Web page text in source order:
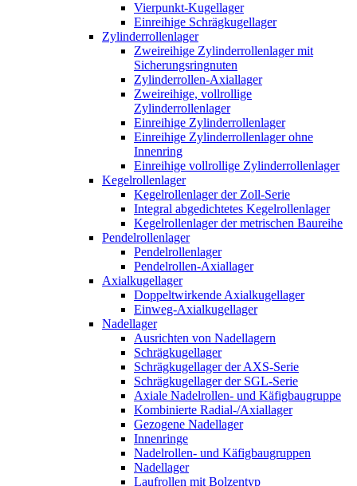
Vierpunkt-Kugellager
Einreihige Schrägkugellager
Zylinderrollenlager
Zweireihige Zylinderrollenlager mit
Sicherungsringnuten
Zylinderrollen-Axiallager
Zweireihige, vollrollige
Zylinderrollenlager
Einreihige Zylinderrollenlager
Einreihige Zylinderrollenlager ohne
Innenring
Einreihige vollrollige Zylinderrollenlager
Kegelrollenlager
Kegelrollenlager der Zoll-Serie
Integral abgedichtetes Kegelrollenlager
Kegelrollenlager der metrischen Baureihe
Pendelrollenlager
Pendelrollenlager
Pendelrollen-Axiallager
Axialkugellager
Doppeltwirkende Axialkugellager
Einweg-Axialkugellager
Nadellager
Ausrichten von Nadellagern
Schrägkugellager
Schrägkugellager der AXS-Serie
Schrägkugellager der SGL-Serie
Axiale Nadelrollen- und Käfigbaugruppe
Kombinierte Radial-/Axiallager
Gezogene Nadellager
Innenringe
Nadelrollen- und Käfigbaugruppen
Nadellager
Laufrollen mit Bolzentyp